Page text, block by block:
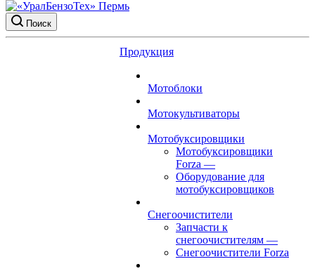
Поиск
Продукция
Мотоблоки
Мотокультиваторы
Мотобуксировщики
Мотобуксировщики
Forza —
Оборудование для
мотобуксировщиков
Снегоочистители
Запчасти к
снегоочистителям —
Снегоочистители Forza